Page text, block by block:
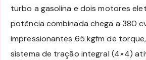
turbo a gasolina e dois motores
potência combinada chega a 380
impressionantes 65 kgfm de
sistema de tração integral (4×4)